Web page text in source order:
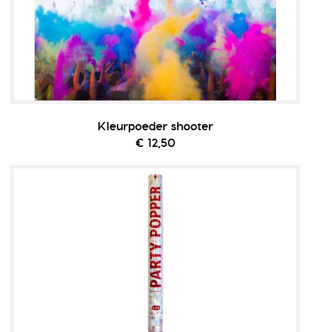
Kleurpoeder shooter
€ 12,50